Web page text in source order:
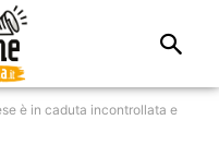
è in caduta incontrollata e